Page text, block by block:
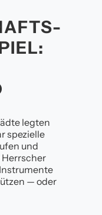
legten
spezielle
und
Herrscher
— oder